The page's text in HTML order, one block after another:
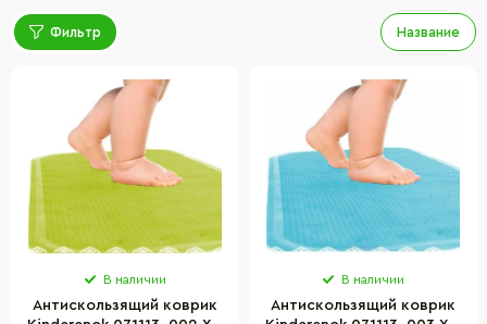
Фильтр Название
В наличии
Антискользящий коврик
В наличии
Антискользящий коврик